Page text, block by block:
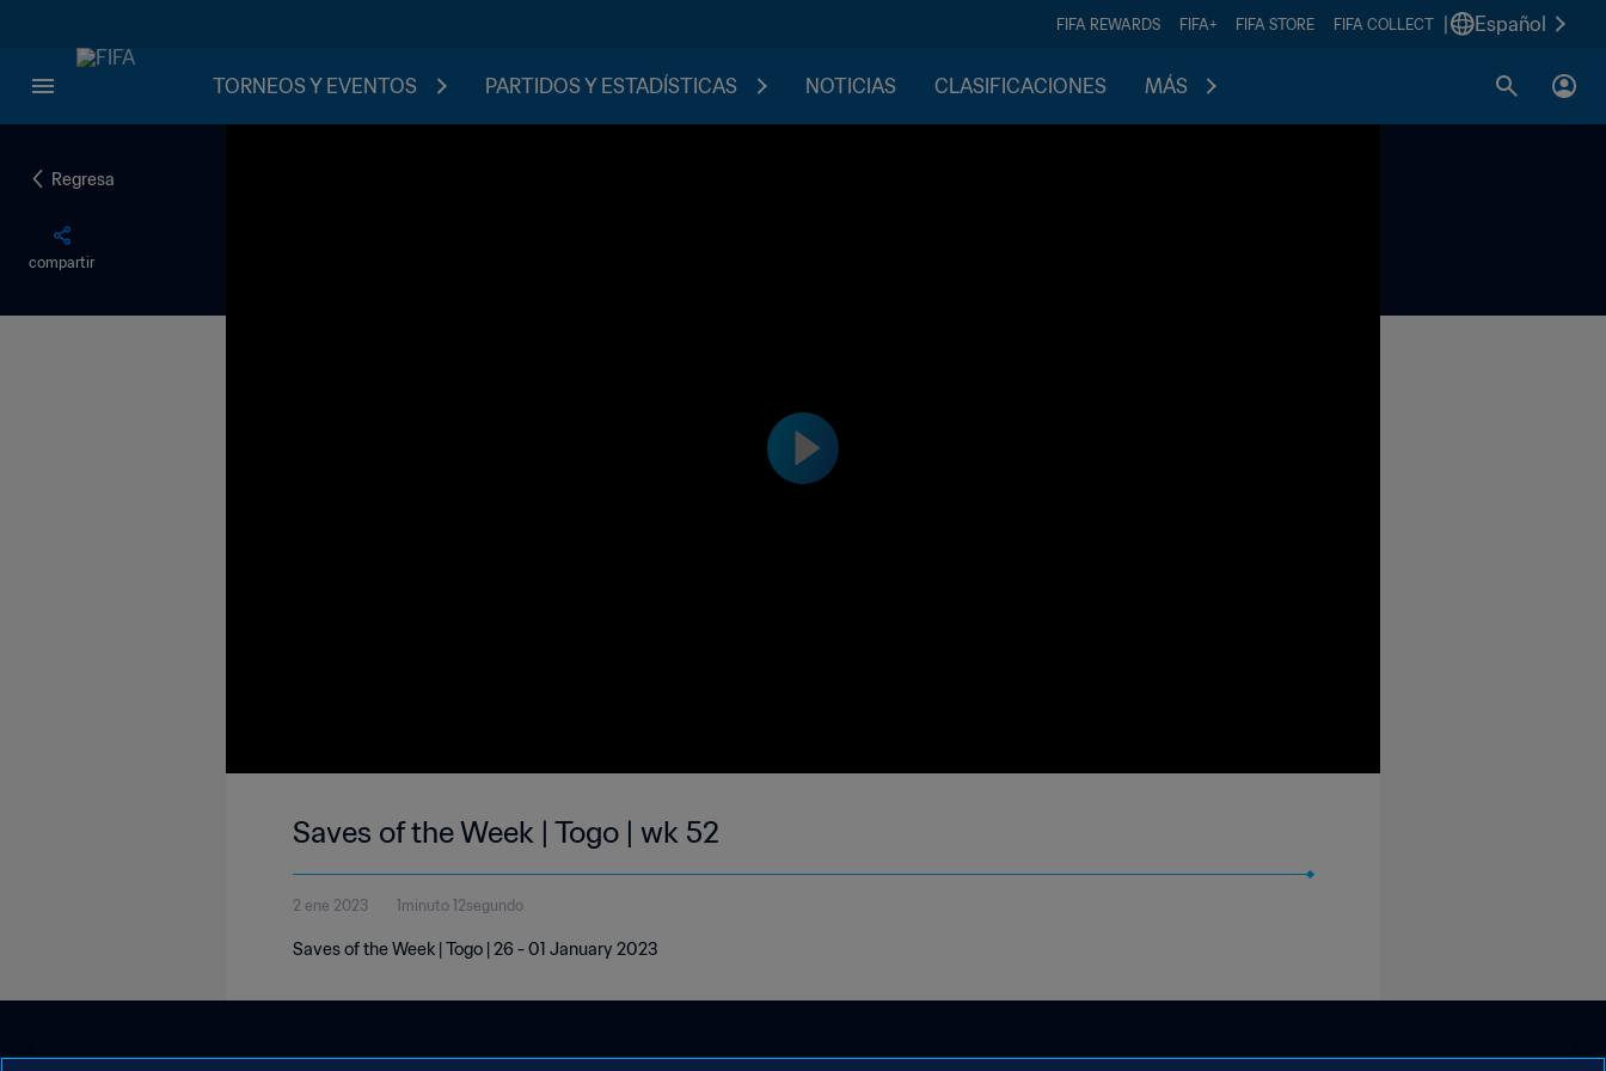
FIFA REWARDS FIFA+ FIFA STORE FIFA COLLECT Español
TORNEOS Y EVENTOS PARTIDOS Y ESTADÍSTICAS NOTICIAS CLASIFICACIONES MÁS
Regresa
compartir
Saves of the Week | Togo | wk 52
2 ene 2023 1minuto 12segundo
Saves of the Week | Togo | 26 - 01 January 2023